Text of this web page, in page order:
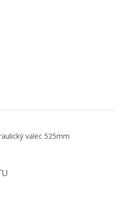
valec 525mm